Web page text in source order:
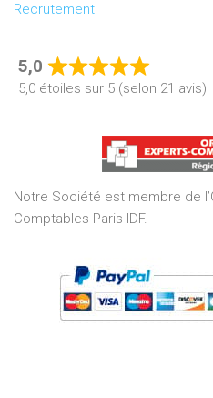
Recrutement
5,0
Rated
5,0
of
5
5,0 étoiles sur 5 (selon 21 avis)
Notre Société est membre de
Comptables Paris IDF.